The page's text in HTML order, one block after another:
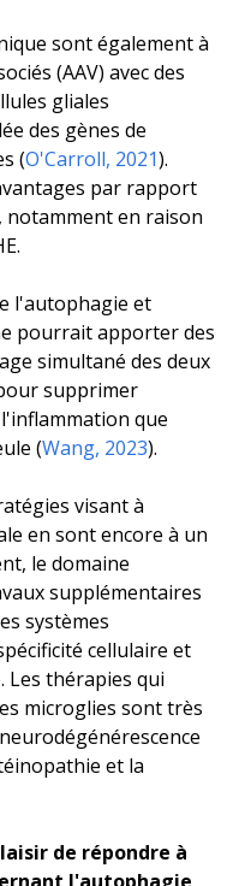
sont également à
(AAV) avec des
gliales
des gènes de
(O'Carroll, 2021).
par rapport
notamment en raison
l'autophagie et
pourrait apporter des
simultané des deux
supprimer
que
(Wang, 2023).
visant à
en sont encore à un
le domaine
supplémentaires
systèmes
cellulaire et
Les thérapies qui
microglies sont très
et la
de répondre à